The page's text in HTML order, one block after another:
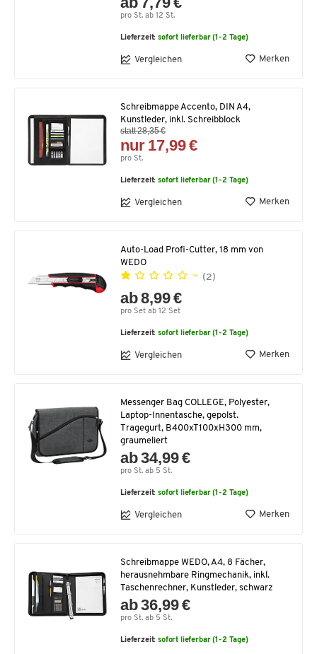
pro St. ab 12 St.
Lieferzeit:sofort lieferbar (1-2 Tage)
Vergleichen Merken
Schreibmappe Accento, DIN A4,
Kunstleder, inkl. Schreibblock
statt 28,35 €
nur 17,99 €
pro St.
Lieferzeit:sofort lieferbar (1-2 Tage)
Vergleichen Merken
Auto-Load Profi-Cutter, 18 mm von
WEDO
(2)
ab 8,99 €
pro Set ab 12 Set
Lieferzeit:sofort lieferbar (1-2 Tage)
Vergleichen Merken
Messenger Bag COLLEGE, Polyester,
Laptop-Innentasche, gepolst.
Tragegurt, B400xT100xH300 mm,
graumeliert
ab 34,99 €
pro St. ab 5 St.
Lieferzeit:sofort lieferbar (1-2 Tage)
Vergleichen Merken
Schreibmappe WEDO, A4, 8 Fächer,
herausnehmbare Ringmechanik, inkl.
Taschenrechner, Kunstleder, schwarz
ab 36,99 €
pro St. ab 5 St.
Lieferzeit:sofort lieferbar (1-2 Tage)